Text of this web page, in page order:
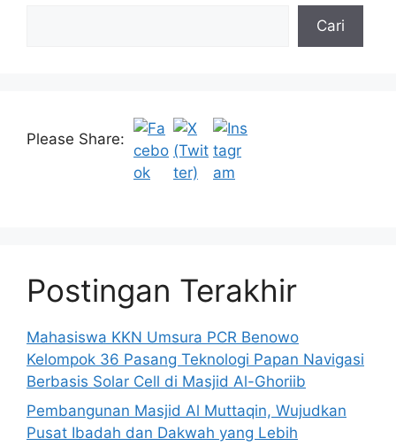
Cari
Please Share:
Postingan Terakhir
Mahasiswa KKN Umsura PCR Benowo
Kelompok 36 Pasang Teknologi Papan Navigasi
Berbasis Solar Cell di Masjid Al-Ghoriib
Pembangunan Masjid Al Muttaqin, Wujudkan
Pusat Ibadah dan Dakwah yang Lebih